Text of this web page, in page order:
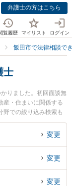
弁護士の方はこちら
覧履歴 マイリスト ログイン
飯田市で法律相談で
士
りました。初回面談無
産・住まいに関係する
野での絞り込み検索も
学弁護士やミカタ弁護
飯田事務所の髙山 乃
な近くの弁護士を検索
る飯田市内の弁護士に
す。
変更
変更
変更